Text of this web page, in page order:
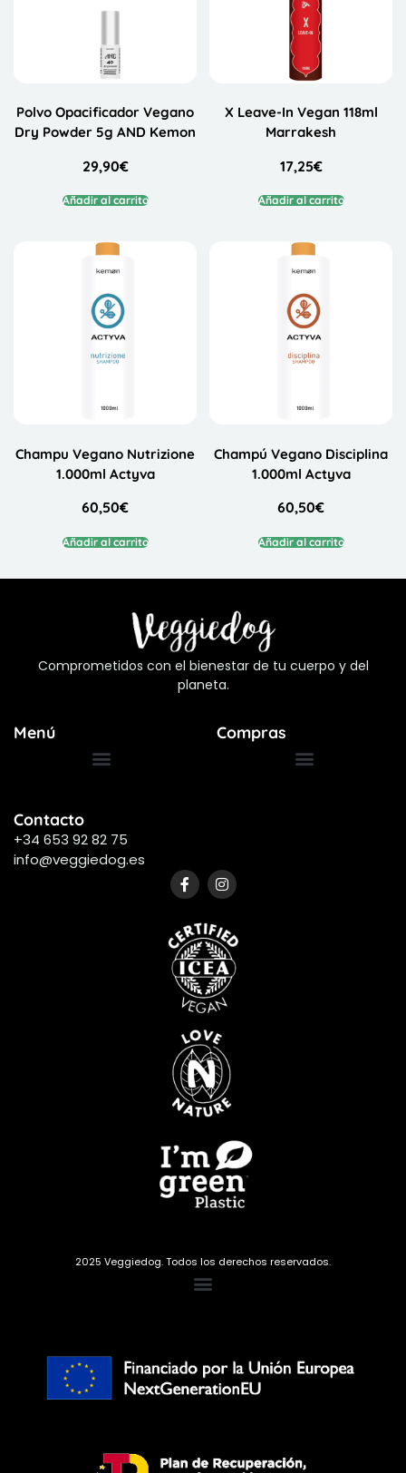
Polvo Opacificador Vegano
Dry Powder 5g AND Kemon
29,90€
Añadir al carrito
X Leave-In Vegan 118ml
Marrakesh
17,25€
Añadir al carrito
Champu Vegano Nutrizione
1.000ml Actyva
60,50€
Añadir al carrito
Champú Vegano Disciplina
1.000ml Actyva
60,50€
Añadir al carrito
Comprometidos con el bienestar de tu cuerpo y del
planeta.
Menú Compras
Contacto
+34 653 92 82 75
info@veggiedog.es
2025 Veggiedog. Todos los derechos reservados.